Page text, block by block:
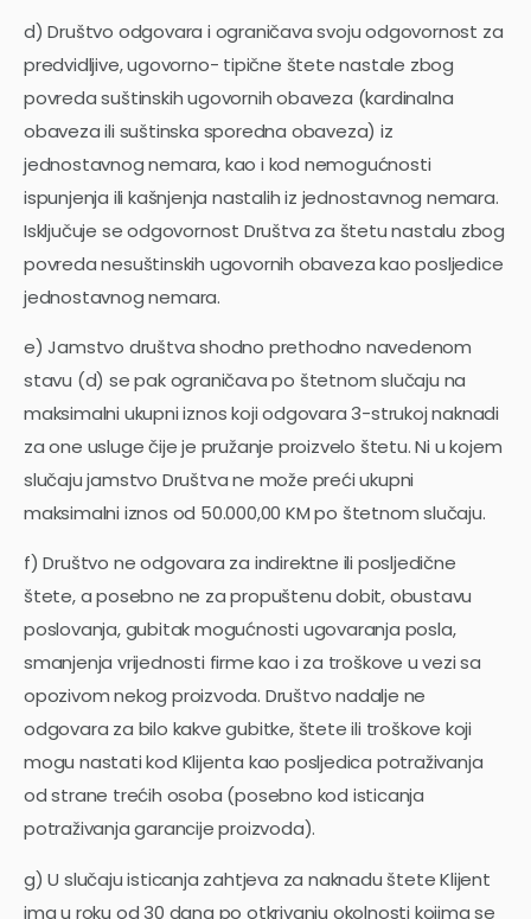
d) Društvo odgovara i ograničava svoju odgovornost za
predvidljive, ugovorno- tipične štete nastale zbog
povreda suštinskih ugovornih obaveza (kardinalna
obaveza ili suštinska sporedna obaveza) iz
jednostavnog nemara, kao i kod nemogućnosti
ispunjenja ili kašnjenja nastalih iz jednostavnog nemara.
Isključuje se odgovornost Društva za štetu nastalu zbog
povreda nesuštinskih ugovornih obaveza kao posljedice
jednostavnog nemara.
e) Jamstvo društva shodno prethodno navedenom
stavu (d) se pak ograničava po štetnom slučaju na
maksimalni ukupni iznos koji odgovara 3-strukoj naknadi
za one usluge čije je pružanje proizvelo štetu. Ni u kojem
slučaju jamstvo Društva ne može preći ukupni
maksimalni iznos od 50.000,00 KM po štetnom slučaju.
f) Društvo ne odgovara za indirektne ili posljedične
štete, a posebno ne za propuštenu dobit, obustavu
poslovanja, gubitak mogućnosti ugovaranja posla,
smanjenja vrijednosti firme kao i za troškove u vezi sa
opozivom nekog proizvoda. Društvo nadalje ne
odgovara za bilo kakve gubitke, štete ili troškove koji
mogu nastati kod Klijenta kao posljedica potraživanja
od strane trećih osoba (posebno kod isticanja
potraživanja garancije proizvoda).
g) U slučaju isticanja zahtjeva za naknadu štete Klijent
ima u roku od 30 dana po otkrivanju okolnosti kojima se